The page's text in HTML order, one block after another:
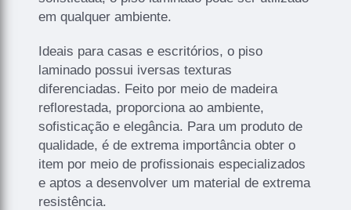
em qualquer ambiente.
Ideais para casas e escritórios, o piso
laminado possui iversas texturas
diferenciadas. Feito por meio de madeira
reflorestada, proporciona ao ambiente,
sofisticação e elegância. Para um produto de
qualidade, é de extrema importância obter o
item por meio de profissionais especializados
e aptos a desenvolver um material de extrema
resistência.